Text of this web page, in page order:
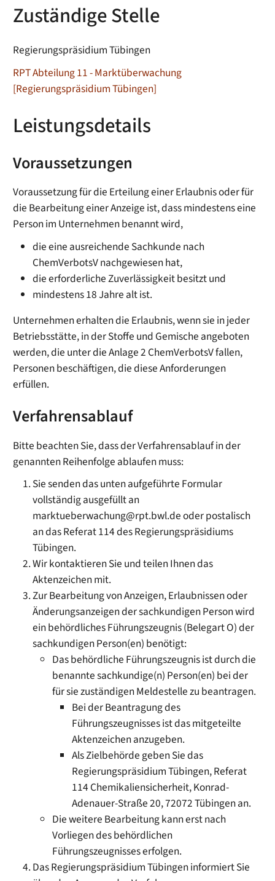
Zuständige Stelle
Regierungspräsidium Tübingen
RPT Abteilung 11 - Marktüberwachung
[Regierungspräsidium Tübingen]
Leistungsdetails
Voraussetzungen
Voraussetzung für die Erteilung einer Erlaubnis oder für
die Bearbeitung einer Anzeige ist, dass mindestens eine
Person im Unternehmen benannt wird,
die eine ausreichende Sachkunde nach
ChemVerbotsV nachgewiesen hat,
die erforderliche Zuverlässigkeit besitzt und
mindestens 18 Jahre alt ist.
Unternehmen erhalten die Erlaubnis, wenn sie in jeder
Betriebsstätte, in der Stoffe und Gemische angeboten
werden, die unter die Anlage 2 ChemVerbotsV fallen,
Personen beschäftigen, die diese Anforderungen
erfüllen.
Verfahrensablauf
Bitte beachten Sie, dass der Verfahrensablauf in der
genannten Reihenfolge ablaufen muss:
Sie senden das unten aufgeführte Formular
vollständig ausgefüllt an
marktueberwachung@rpt.bwl.de oder postalisch
an das Referat 114 des Regierungspräsidiums
Tübingen.
Wir kontaktieren Sie und teilen Ihnen das
Aktenzeichen mit.
Zur Bearbeitung von Anzeigen, Erlaubnissen oder
Änderungsanzeigen der sachkundigen Person wird
ein behördliches Führungszeugnis (Belegart O) der
sachkundigen Person(en) benötigt:
Das behördliche Führungszeugnis ist durch die
benannte sachkundige(n) Person(en) bei der
für sie zuständigen Meldestelle zu beantragen.
Bei der Beantragung des
Führungszeugnisses ist das mitgeteilte
Aktenzeichen anzugeben.
Als Zielbehörde geben Sie das
Regierungspräsidium Tübingen, Referat
114 Chemikaliensicherheit, Konrad-
Adenauer-Straße 20, 72072 Tübingen an.
Die weitere Bearbeitung kann erst nach
Vorliegen des behördlichen
Führungszeugnisses erfolgen.
Das Regierungspräsidium Tübingen informiert Sie